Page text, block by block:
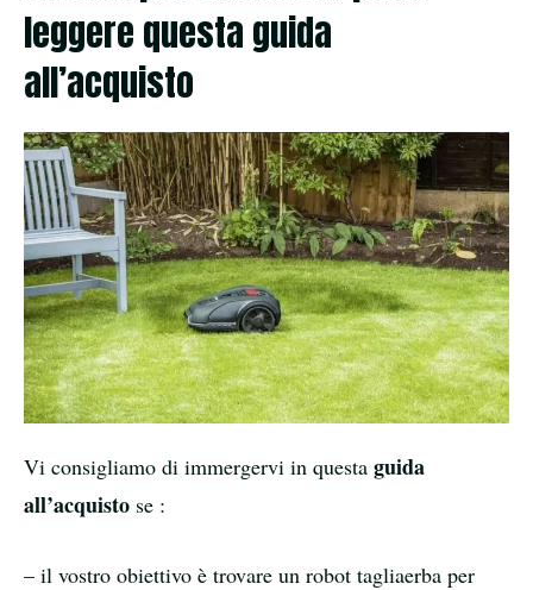
leggere questa guida
all’acquisto
Vi consigliamo di immergervi in questa guida
all’acquisto se :
– il vostro obiettivo è trovare un robot tagliaerba per